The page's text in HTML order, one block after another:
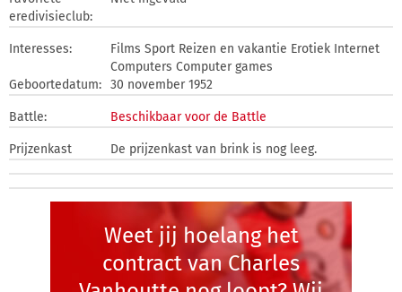
eredivisieclub:
Interesses:
Films Sport Reizen en vakantie Erotiek Internet
Computers Computer games
Geboortedatum: 30 november 1952
Battle: Beschikbaar voor de Battle
Prijzenkast De prijzenkast van brink is nog leeg.
Weet jij hoelang het
contract van Charles